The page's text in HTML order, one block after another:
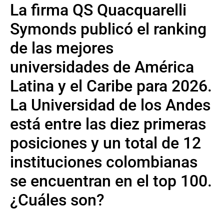
La firma QS Quacquarelli
Symonds publicó el ranking
de las mejores
universidades de América
Latina y el Caribe para 2026.
La Universidad de los Andes
está entre las diez primeras
posiciones y un total de 12
instituciones colombianas
se encuentran en el top 100.
¿Cuáles son?